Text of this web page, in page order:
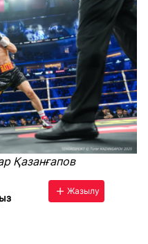
Қазанғапов
Жазылу